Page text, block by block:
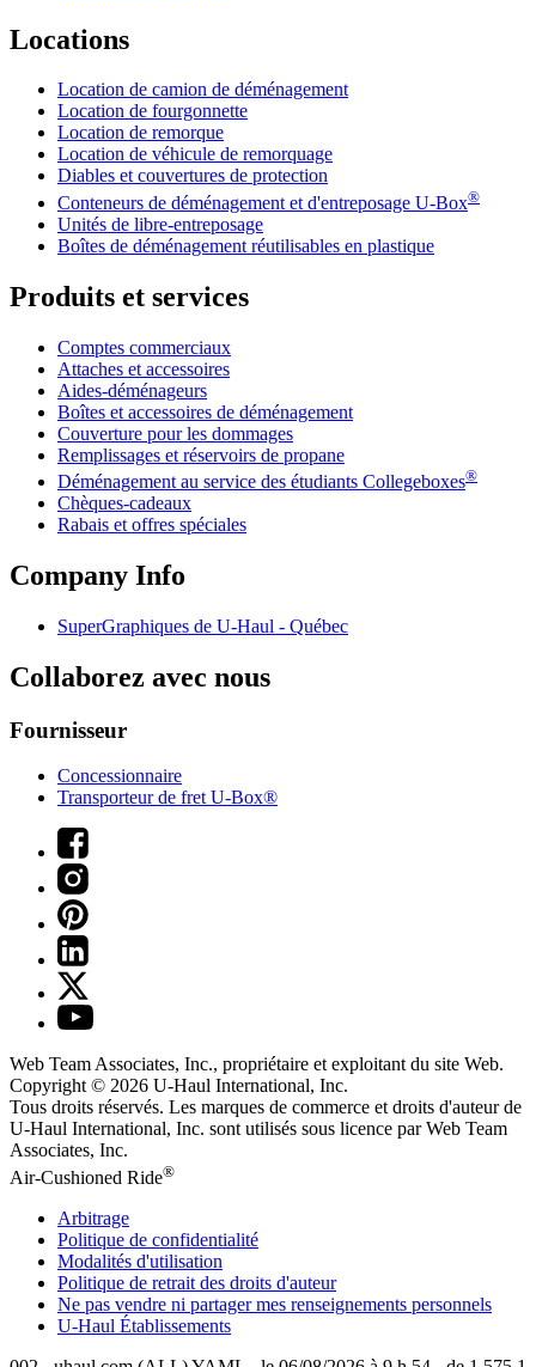
Locations
Location de camion de déménagement
Location de fourgonnette
Location de remorque
Location de véhicule de remorquage
Diables et couvertures de protection
Conteneurs de déménagement et d'entreposage U-Box®
Unités de libre-entreposage
Boîtes de déménagement réutilisables en plastique
Produits et services
Comptes commerciaux
Attaches et accessoires
Aides-déménageurs
Boîtes et accessoires de déménagement
Couverture pour les dommages
Remplissages et réservoirs de propane
Déménagement au service des étudiants Collegeboxes®
Chèques-cadeaux
Rabais et offres spéciales
Company Info
SuperGraphiques de U-Haul - Québec
Collaborez avec nous
Fournisseur
Concessionnaire
Transporteur de fret U-Box®
Web Team Associates, Inc., propriétaire et exploitant du site Web.
Copyright © 2026 U-Haul International, Inc.
Tous droits réservés. Les marques de commerce et droits d'auteur de
U-Haul International, Inc. sont utilisés sous licence par Web Team
Associates, Inc.
Air-Cushioned Ride®
Arbitrage
Politique de confidentialité
Modalités d'utilisation
Politique de retrait des droits d'auteur
Ne pas vendre ni partager mes renseignements personnels
U-Haul Établissements